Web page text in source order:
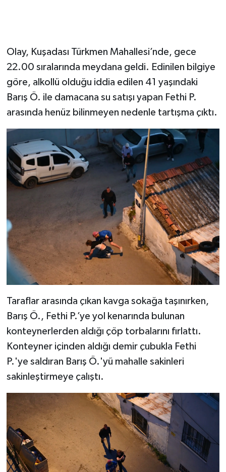
Olay, Kuşadası Türkmen Mahallesi’nde, gece
22.00 sıralarında meydana geldi. Edinilen bilgiye
göre, alkollü olduğu iddia edilen 41 yaşındaki
Barış Ö. ile damacana su satışı yapan Fethi P.
arasında henüz bilinmeyen nedenle tartışma çıktı.
Taraflar arasında çıkan kavga sokağa taşınırken,
Barış Ö., Fethi P.’ye yol kenarında bulunan
konteynerlerden aldığı çöp torbalarını fırlattı.
Konteyner içinden aldığı demir çubukla Fethi
P.'ye saldıran Barış Ö.'yü mahalle sakinleri
sakinleştirmeye çalıştı.